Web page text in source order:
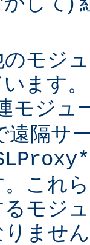
モジ
ます
モジュ
遠隔サ
これ
モジ
ませ